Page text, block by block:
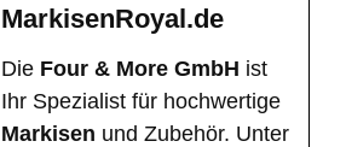
MarkisenRoyal.de
Die Four & More GmbH ist
Ihr Spezialist für hochwertige
Markisen und Zubehör. Unter